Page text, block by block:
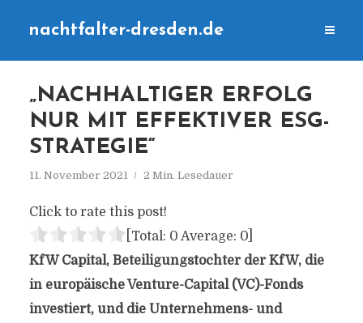
nachtfalter-dresden.de
„NACHHALTIGER ERFOLG
NUR MIT EFFEKTIVER ESG-
STRATEGIE“
11. November 2021 2 Min. Lesedauer
Click to rate this post!
[Total: 0 Average: 0]
KfW Capital, Beteiligungstochter der KfW, die
in europäische Venture-Capital (VC)-Fonds
investiert, und die Unternehmens- und